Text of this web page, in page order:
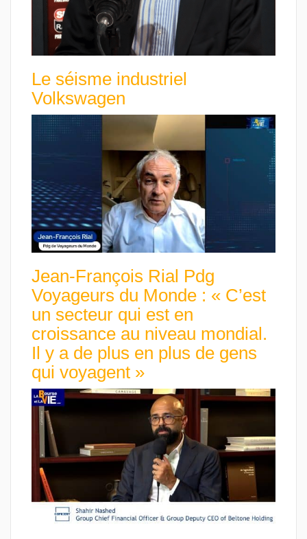
Le séisme industriel
Volkswagen
Jean-François Rial Pdg
Voyageurs du Monde : « C’est
un secteur qui est en
croissance au niveau mondial.
Il y a de plus en plus de gens
qui voyagent »